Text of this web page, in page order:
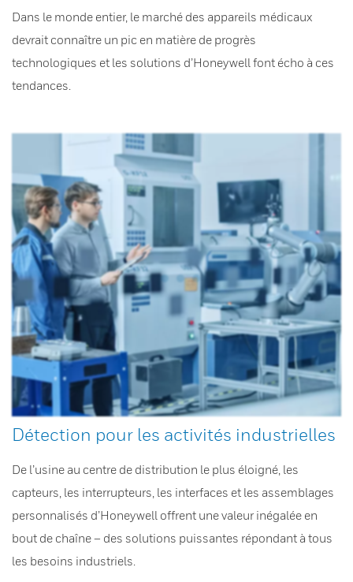
Dans le monde entier, le marché des appareils médicaux
devrait connaître un pic en matière de progrès
technologiques et les solutions d’Honeywell font écho à ces
tendances.
Détection pour les activités industrielles
De l’usine au centre de distribution le plus éloigné, les
capteurs, les interrupteurs, les interfaces et les assemblages
personnalisés d’Honeywell offrent une valeur inégalée en
bout de chaîne – des solutions puissantes répondant à tous
les besoins industriels.